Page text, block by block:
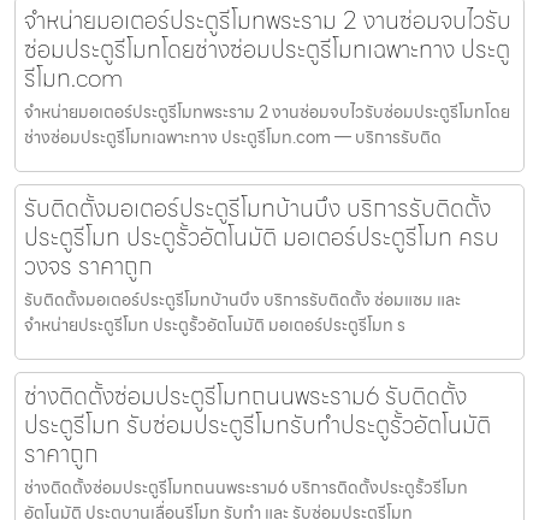
จำหน่ายมอเตอร์ประตูรีโมทพระราม 2 งานซ่อมจบไวรับ
ซ่อมประตูรีโมทโดยช่างซ่อมประตูรีโมทเฉพาะทาง ประตู
รีโมท.com
จำหน่ายมอเตอร์ประตูรีโมทพระราม 2 งานซ่อมจบไวรับซ่อมประตูรีโมทโดย
ช่างซ่อมประตูรีโมทเฉพาะทาง ประตูรีโมท.com — บริการรับติด
รับติดตั้งมอเตอร์ประตูรีโมทบ้านบึง บริการรับติดตั้ง
ประตูรีโมท ประตูรั้วอัตโนมัติ มอเตอร์ประตูรีโมท ครบ
วงจร ราคาถูก
รับติดตั้งมอเตอร์ประตูรีโมทบ้านบึง บริการรับติดตั้ง ซ่อมแซม และ
จำหน่ายประตูรีโมท ประตูรั้วอัตโนมัติ มอเตอร์ประตูรีโมท ร
ช่างติดตั้งซ่อมประตูรีโมทถนนพระราม6 รับติดตั้ง
ประตูรีโมท รับซ่อมประตูรีโมทรับทำประตูรั้วอัตโนมัติ
ราคาถูก
ช่างติดตั้งซ่อมประตูรีโมทถนนพระราม6 บริการติดตั้งประตูรั้วรีโมท
อัตโนมัติ ประตูบานเลื่อนรีโมท รับทำ และ รับซ่อมประตูรีโมท